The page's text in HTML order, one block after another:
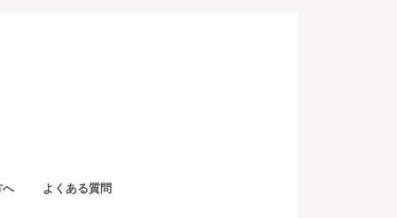
へ よくある質問